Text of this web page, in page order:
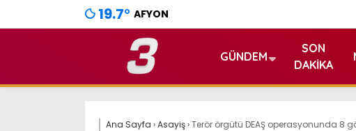
19.7° AFYON
GÜNDEM
SON
DAKIKA
Ana Sayfa ›Asayiş›Terör örgütü DEAŞ operasyonunda 8